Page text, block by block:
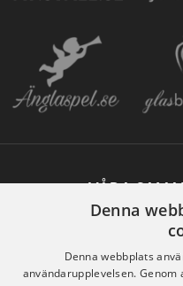
VÅRA
Denna
Denna webbplats
användarupplevelsen.